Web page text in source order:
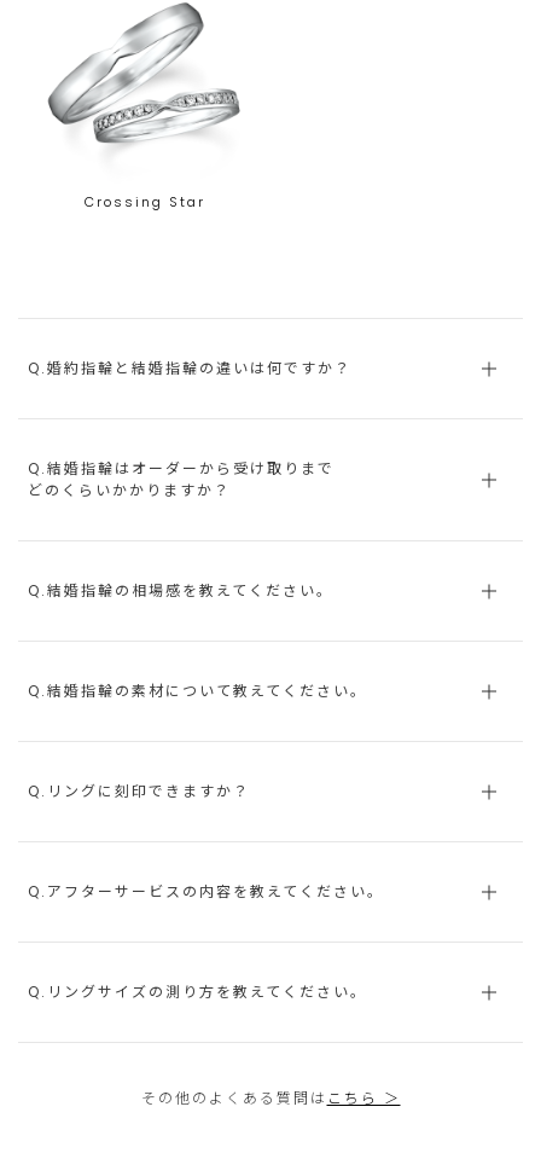
Crossing Star
Q.婚約指輪と結婚指輪の違いは何ですか？
Q.結婚指輪はオーダーから受け取りまで
どのくらいかかりますか？
Q.結婚指輪の相場感を教えてください。
Q.結婚指輪の素材について教えてください。
Q.リングに刻印できますか？
Q.アフターサービスの内容を教えてください。
Q.リングサイズの測り方を教えてください。
その他のよくある質問は こちら ＞